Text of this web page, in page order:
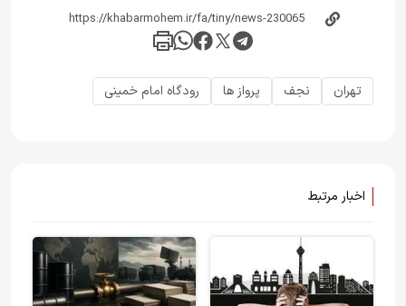
تهران نجف پرواز ها رودگاه امام خمینی
اخبار مرتبط